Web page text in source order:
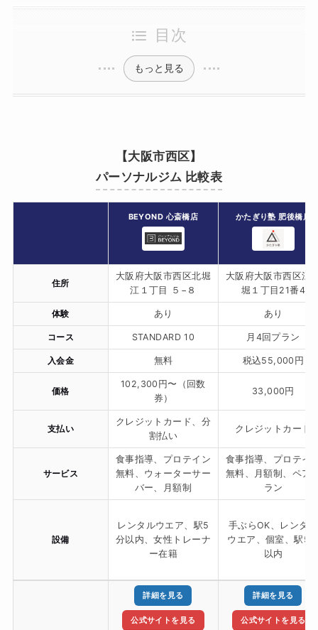
目次
もっと見る
【大阪市西区】
パーソナルジム 比較表
BEYOND 心斎橋店 かたぎり塾 肥後橋店
住所
大阪府大阪市西区北堀
江１丁目 ５−８
大阪府大阪市西区江
堀１丁目21番4
体験 あり あり
コース STANDARD 10 月4回プラン
入会金 無料 税込55,000円
価格
102,300円〜（回数
券）
33,000円
支払い
クレジットカード、分
割払い
クレジットカード
サービス
食事指導、プロテイン
無料、ウォーターサー
バー、月額制
食事指導、プロテイ
無料、月額制、ペア
ラン
設備
レンタルウエア、駅5
分以内、女性トレーナ
ー在籍
手ぶらOK、レンタル
ウエア、個室、駅5
以内
詳細を見る
公式サイトを見る
詳細を見る
公式サイトを見る